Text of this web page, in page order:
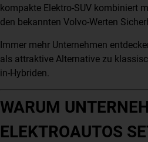
kompakte Elektro-SUV kombiniert
den bekannten Volvo-Werten
Immer mehr Unternehmen
als attraktive Alternative zu
in-Hybriden.
WARUM
ELEKTROAUTOS